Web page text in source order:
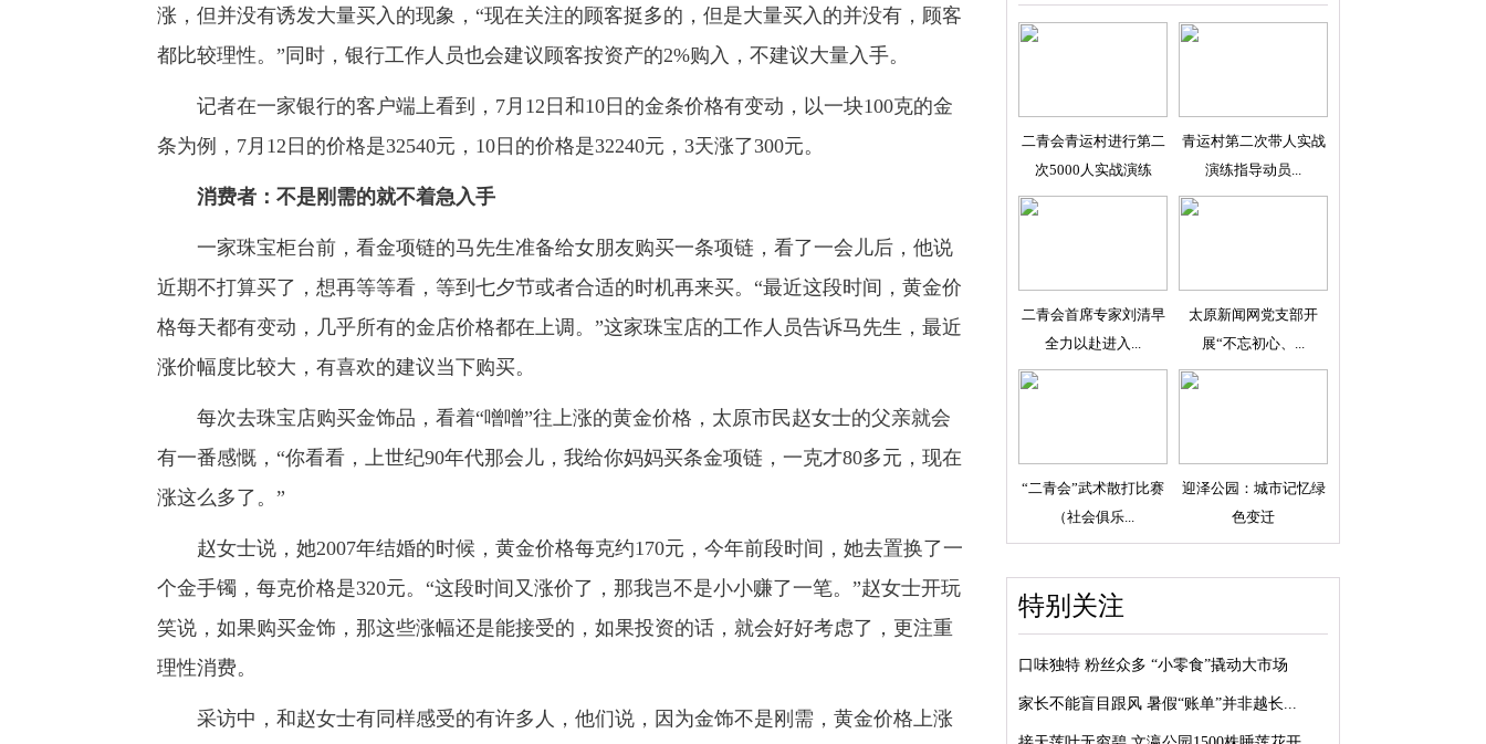
涨，但并没有诱发大量买入的现象，“现在关注的顾客挺多的，但是大量买入的并没有，顾客
都比较理性。”同时，银行工作人员也会建议顾客按资产的2%购入，不建议大量入手。
记者在一家银行的客户端上看到，7月12日和10日的金条价格有变动，以一块100克的金
条为例，7月12日的价格是32540元，10日的价格是32240元，3天涨了300元。
消费者：不是刚需的就不着急入手
一家珠宝柜台前，看金项链的马先生准备给女朋友购买一条项链，看了一会儿后，他说
近期不打算买了，想再等等看，等到七夕节或者合适的时机再来买。“最近这段时间，黄金价
格每天都有变动，几乎所有的金店价格都在上调。”这家珠宝店的工作人员告诉马先生，最近
涨价幅度比较大，有喜欢的建议当下购买。
每次去珠宝店购买金饰品，看着“噌噌”往上涨的黄金价格，太原市民赵女士的父亲就会
有一番感慨，“你看看，上世纪90年代那会儿，我给你妈妈买条金项链，一克才80多元，现在
涨这么多了。”
赵女士说，她2007年结婚的时候，黄金价格每克约170元，今年前段时间，她去置换了一
个金手镯，每克价格是320元。“这段时间又涨价了，那我岂不是小小赚了一笔。”赵女士开玩
笑说，如果购买金饰，那这些涨幅还是能接受的，如果投资的话，就会好好考虑了，更注重
理性消费。
采访中，和赵女士有同样感受的有许多人，他们说，因为金饰不是刚需，黄金价格上涨
二青会青运村进行第二
次5000人实战演练
青运村第二次带人实战
演练指导动员...
二青会首席专家刘清早
全力以赴进入...
太原新闻网党支部开
展“不忘初心、...
“二青会”武术散打比赛
（社会俱乐...
迎泽公园：城市记忆绿
色变迁
特别关注
口味独特 粉丝众多 “小零食”撬动大市场
家长不能盲目跟风 暑假“账单”并非越长...